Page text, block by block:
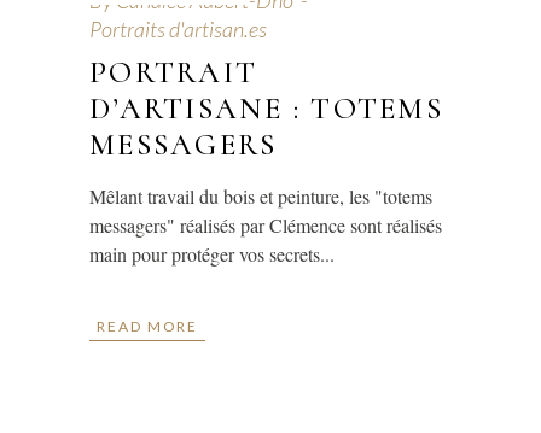
Portraits d'artisan.es
PORTRAIT
D’ARTISANE : TOTEMS
MESSAGERS
Mêlant travail du bois et peinture, les "totems
messagers" réalisés par Clémence sont réalisés
main pour protéger vos secrets...
READ MORE